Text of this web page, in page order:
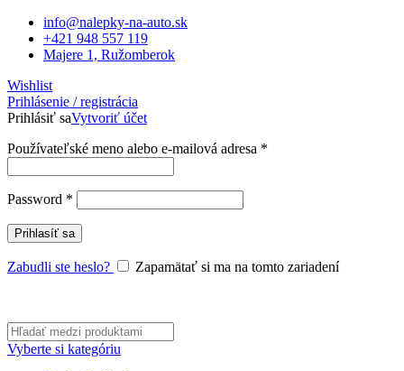
info@nalepky-na-auto.sk
+421 948 557 119
Majere 1, Ružomberok
Wishlist
Prihlásenie / registrácia
Prihlásiť saVytvoriť účet
Používateľské meno alebo e-mailová adresa *
Password *
Prihlasíť sa
Zabudli ste heslo? Zapamätať si ma na tomto zariadení
Vyberte si kategóriu